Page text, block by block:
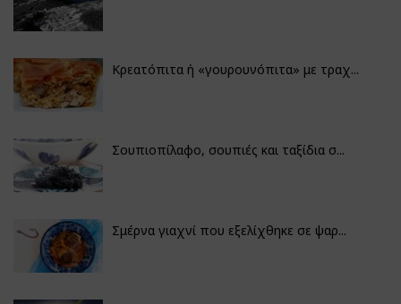
Κρεατόπιτα ή «γουρουνόπιτα» με τραχ...
Σουπιοπίλαφο, σουπιές και ταξίδια σ...
Σμέρνα γιαχνί που εξελίχθηκε σε ψαρ...